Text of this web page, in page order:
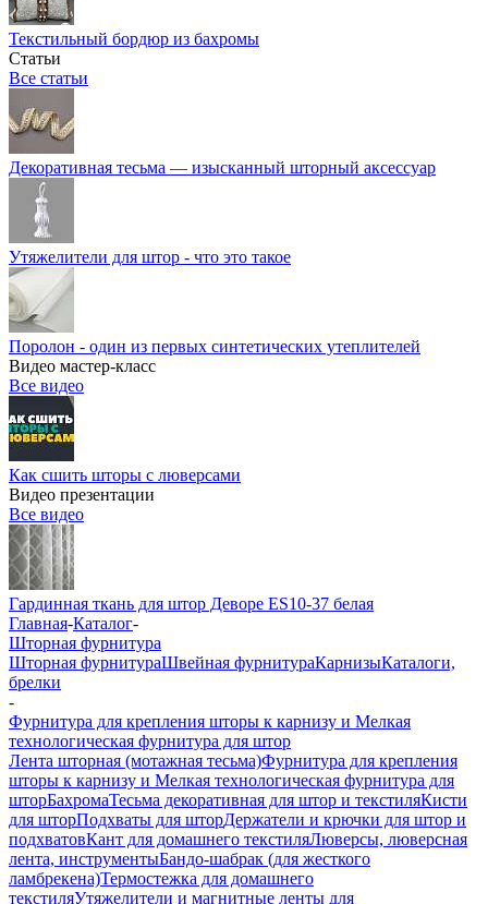
Текстильный бордюр из бахромы
Статьи
Все статьи
Декоративная тесьма — изысканный шторный аксессуар
Утяжелители для штор - что это такое
Поролон - один из первых синтетических утеплителей
Видео мастер-класс
Все видео
Как сшить шторы с люверсами
Видео презентации
Все видео
Гардинная ткань для штор Деворе ES10-37 белая
Главная-Каталог-
Шторная фурнитура
Шторная фурнитураШвейная фурнитураКарнизыКаталоги,
брелки
-
Фурнитура для крепления шторы к карнизу и Мелкая
технологическая фурнитура для штор
Лента шторная (мотажная тесьма)Фурнитура для крепления
шторы к карнизу и Мелкая технологическая фурнитура для
шторБахромаТесьма декоративная для штор и текстиляКисти
для шторПодхваты для шторДержатели и крючки для штор и
подхватовКант для домашнего текстиляЛюверсы, люверсная
лента, инструментыБандо-шабрак (для жесткого
ламбрекена)Термостежка для домашнего
текстиляУтяжелители и магнитные ленты для